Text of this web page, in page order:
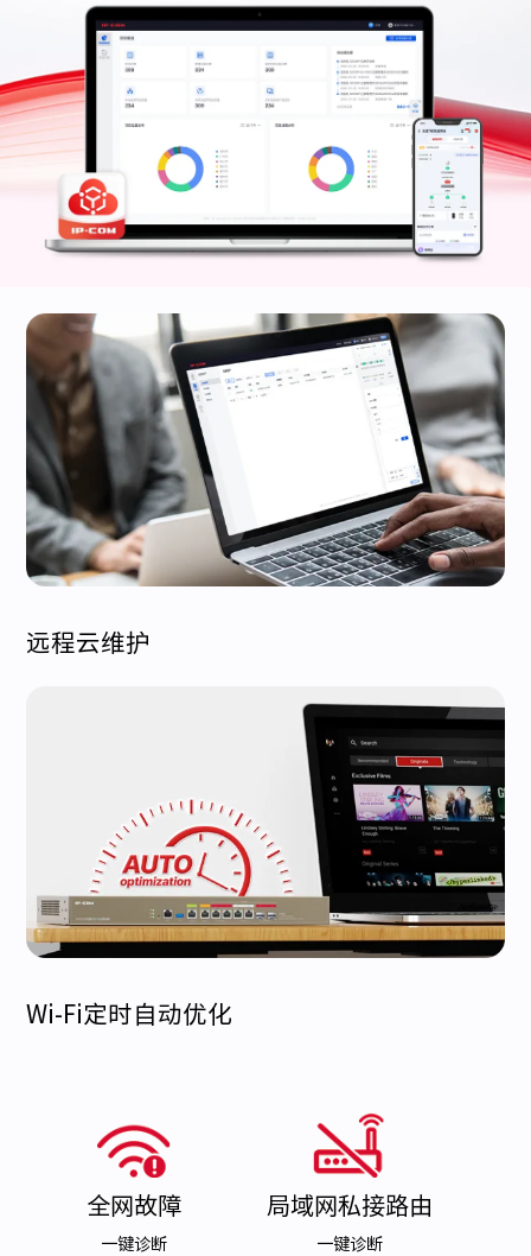
远程云维护
Wi-Fi定时自动优化
全网故障
一键诊断
局域网私接路由
一键诊断